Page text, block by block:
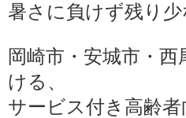
暑さに負けず残り
岡崎市・安城市・
ける、
サービス付き高齢